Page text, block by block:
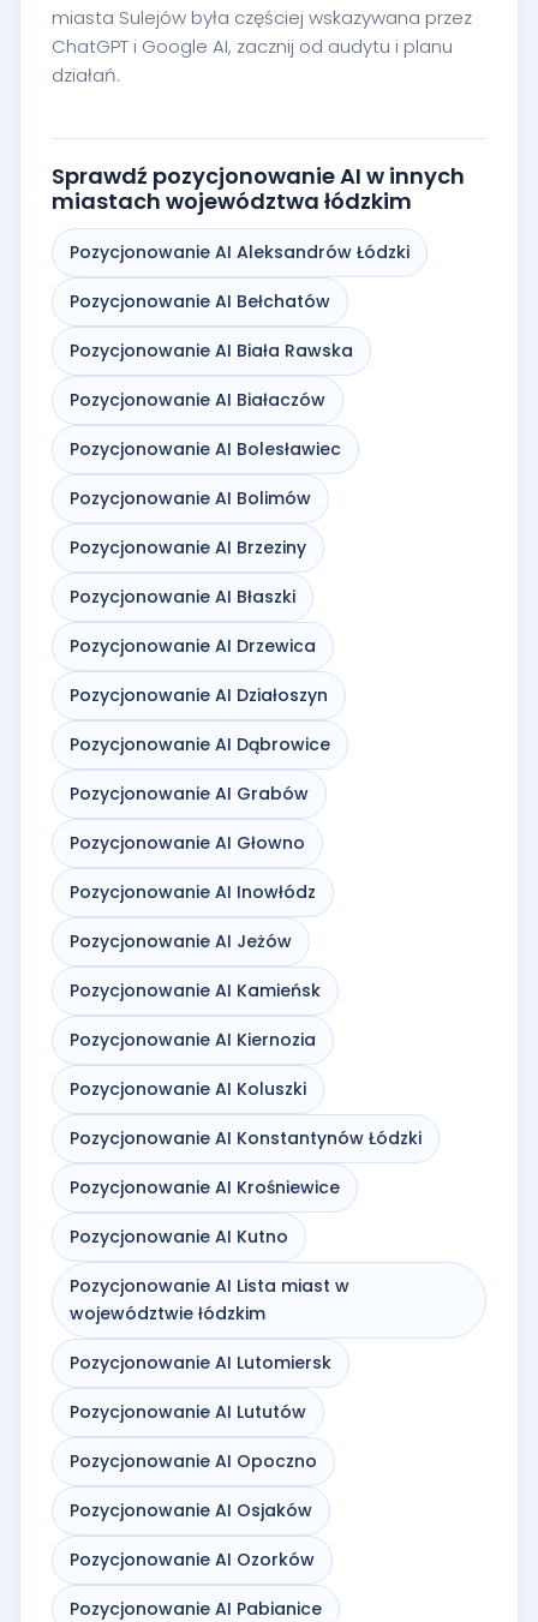
miasta Sulejów była częściej wskazywana przez
ChatGPT i Google AI, zacznij od audytu i planu
działań.
Sprawdź pozycjonowanie AI w innych
miastach województwa łódzkim
Pozycjonowanie AI Aleksandrów Łódzki
Pozycjonowanie AI Bełchatów
Pozycjonowanie AI Biała Rawska
Pozycjonowanie AI Białaczów
Pozycjonowanie AI Bolesławiec
Pozycjonowanie AI Bolimów
Pozycjonowanie AI Brzeziny
Pozycjonowanie AI Błaszki
Pozycjonowanie AI Drzewica
Pozycjonowanie AI Działoszyn
Pozycjonowanie AI Dąbrowice
Pozycjonowanie AI Grabów
Pozycjonowanie AI Głowno
Pozycjonowanie AI Inowłódz
Pozycjonowanie AI Jeżów
Pozycjonowanie AI Kamieńsk
Pozycjonowanie AI Kiernozia
Pozycjonowanie AI Koluszki
Pozycjonowanie AI Konstantynów Łódzki
Pozycjonowanie AI Krośniewice
Pozycjonowanie AI Kutno
Pozycjonowanie AI Lista miast w
województwie łódzkim
Pozycjonowanie AI Lutomiersk
Pozycjonowanie AI Lututów
Pozycjonowanie AI Opoczno
Pozycjonowanie AI Osjaków
Pozycjonowanie AI Ozorków
Pozycjonowanie AI Pabianice